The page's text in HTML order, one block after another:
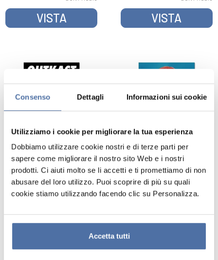
Consenso Dettagli Informazioni sui cookie
Utilizziamo i cookie per migliorare la tua esperienza
Dobbiamo utilizzare cookie nostri e di terze parti per
sapere come migliorare il nostro sito Web e i nostri
prodotti. Ci aiuti molto se li accetti e ti promettiamo di non
abusare del loro utilizzo. Puoi scoprire di più su quali
cookie stiamo utilizzando facendo clic su Personalizza.
Accetta tutti
VISTA VISTA
POSTER OUTKAST
SONY MUSIC
POSTER LISA 1
SONY MUSIC